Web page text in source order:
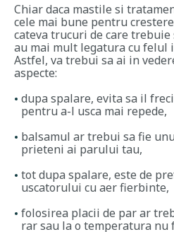
Chiar daca mastile si
cele mai bune pentru
cateva trucuri de care trebuie
au mai mult legatura cu felul
Astfel, va trebui sa ai in
aspecte:
dupa spalare, evita sa il
pentru a-l usca mai repede,
balsamul ar trebui sa fie
prieteni ai parului tau,
tot dupa spalare, este de
uscatorului cu aer fierbinte,
folosirea placii de par ar
rar sau la o temperatura nu